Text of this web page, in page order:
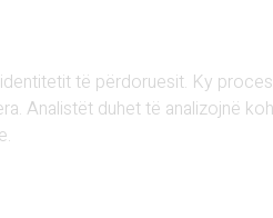
të përdoruesit. Ky
Analistët duhet të analizojnë